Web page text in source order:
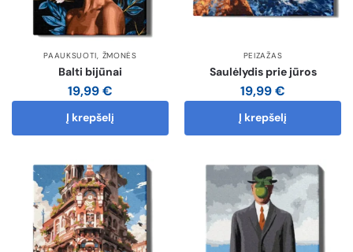
PAAUKSUOTI, ŽMONĖS
Balti bijūnai
19,99€
Į krepšelį
PEIZAŽAS
Saulėlydis prie jūros
19,99€
Į krepšelį